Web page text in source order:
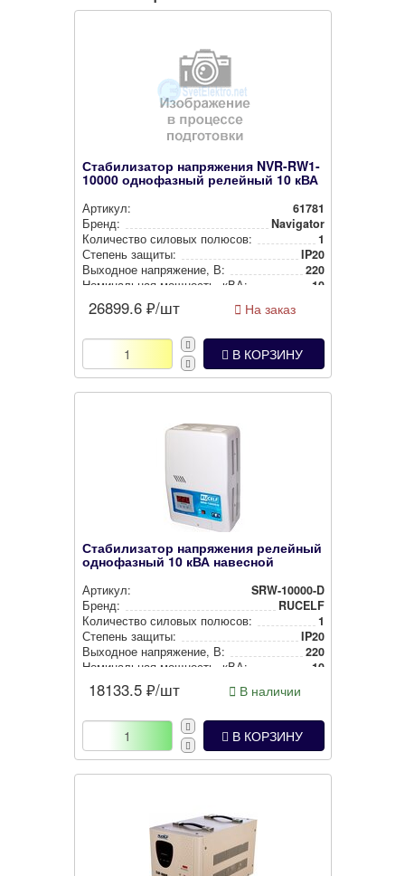
Стабилизатор напряжения NVR-RW1-
10000 однофазный релейный 10 кВА
Артикул:
61781
Бренд:
Navigator
Количество силовых полюсов:
1
Степень защиты:
IP20
Выходное нап­ря­же­ние, В:
220
Номи­наль­ная мощность, кВА:
10
26899.6 ₽/шт На заказ
В КОРЗИНУ
Стабилизатор напряжения релейный
однофазный 10 кВА навесной
Артикул:
SRW-10000-D
Бренд:
RUCELF
Количество силовых полюсов:
1
Степень защиты:
IP20
Выходное нап­ря­же­ние, В:
220
Номи­наль­ная мощность, кВА:
10
18133.5 ₽/шт В наличии
В КОРЗИНУ